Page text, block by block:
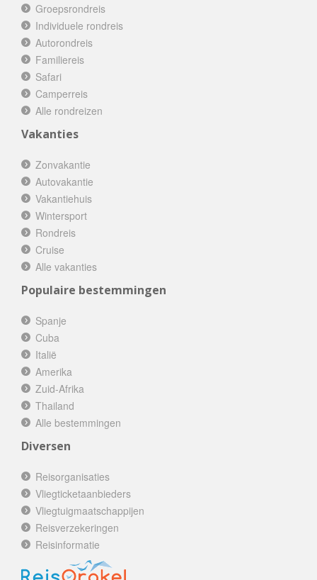
Groepsrondreis
Individuele rondreis
Autorondreis
Familiereis
Safari
Camperreis
Alle rondreizen
Vakanties
Zonvakantie
Autovakantie
Vakantiehuis
Wintersport
Rondreis
Cruise
Alle vakanties
Populaire bestemmingen
Spanje
Cuba
Italië
Amerika
Zuid-Afrika
Thailand
Alle bestemmingen
Diversen
Reisorganisaties
Vliegticketaanbieders
Vliegtuigmaatschappijen
Reisverzekeringen
Reisinformatie